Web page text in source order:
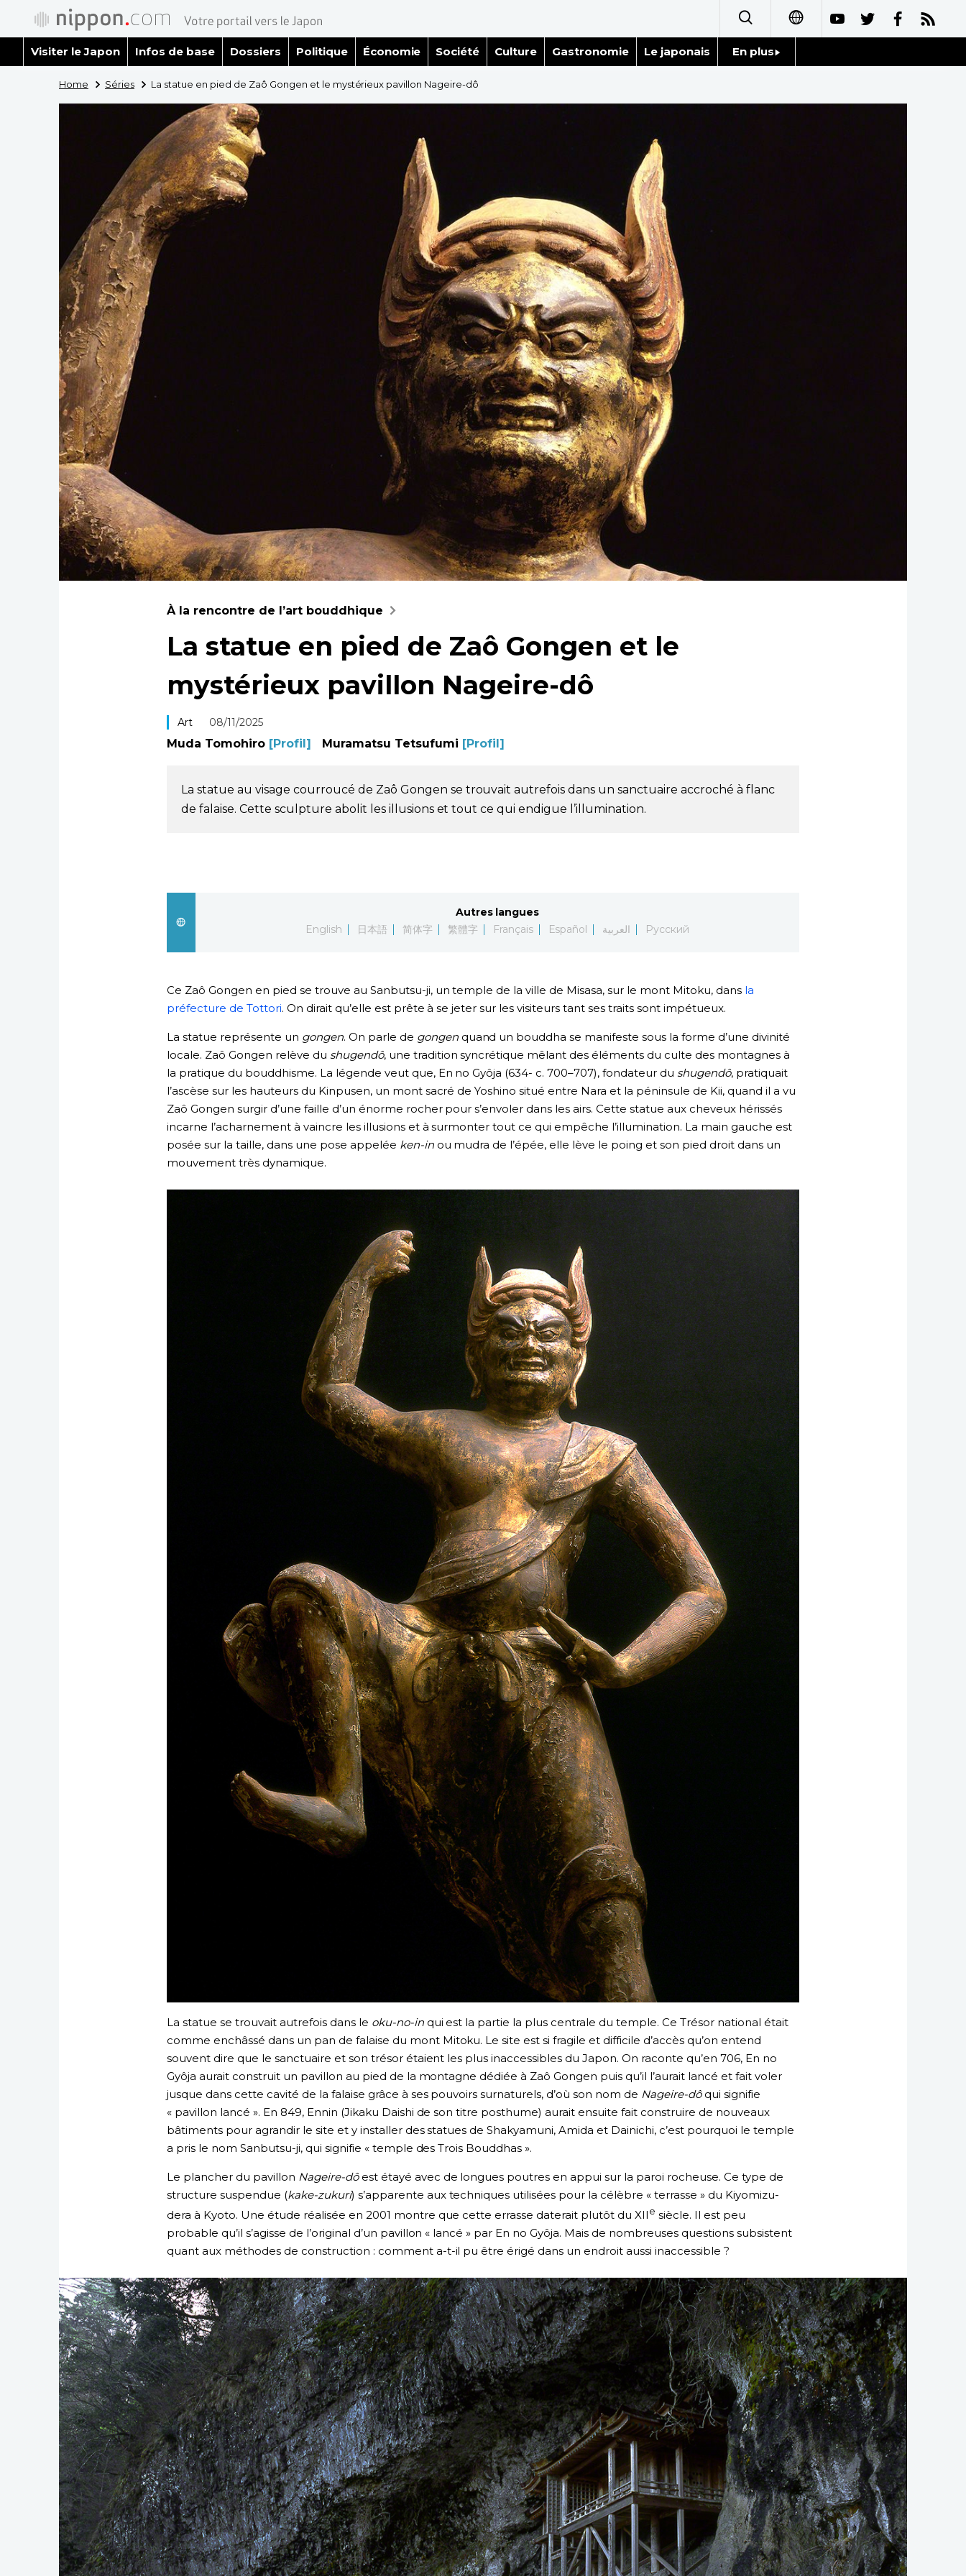
Visiter le Japon Infos de base Dossiers Politique Économie Société Culture Gastronomie Le japonais En plus
Home Séries La statue en pied de Zaô Gongen et le mystérieux pavillon Nageire-dô
À la rencontre de l’art bouddhique
La statue en pied de Zaô Gongen et le
mystérieux pavillon Nageire-dô
Art 08/11/2025
Muda Tomohiro [Profil] Muramatsu Tetsufumi [Profil]
La statue au visage courroucé de Zaô Gongen se trouvait autrefois dans un sanctuaire accroché à flanc
de falaise. Cette sculpture abolit les illusions et tout ce qui endigue l’illumination.
Autres langues
English
日本語 简体字 繁體字 Français Español العربية Русский
Ce Zaô Gongen en pied se trouve au Sanbutsu-ji, un temple de la ville de Misasa, sur le mont Mitoku, dansla
préfecture de Tottori. On dirait qu’elle est prête à se jeter sur les visiteurs tant ses traits sont impétueux.
La statue représente un gongen. On parle de gongenquand un bouddha se manifeste sous la forme d’une divinité
locale. Zaô Gongen relève du shugendô, une tradition syncrétique mêlant des éléments du culte des montagnes à
la pratique du bouddhisme. La légende veut que, En no Gyôja (634- c. 700–707), fondateur du shugendô, pratiquait
l’ascèse sur les hauteurs du Kinpusen, un mont sacré de Yoshino situé entre Nara et la péninsule de Kii, quand il a vu
Zaô Gongen surgir d’une faille d’un énorme rocher pour s’envoler dans les airs. Cette statue aux cheveux hérissés
incarne l’acharnement à vaincre les illusions et à surmonter tout ce qui empêche l’illumination. La main gauche est
posée sur la taille, dans une pose appelée ken-inou mudra de l’épée, elle lève le poing et son pied droit dans un
mouvement très dynamique.
La statue se trouvait autrefois dans le oku-no-inqui est la partie la plus centrale du temple. Ce Trésor national était
comme enchâssé dans un pan de falaise du mont Mitoku. Le site est si fragile et difficile d’accès qu’on entend
souvent dire que le sanctuaire et son trésor étaient les plus inaccessibles du Japon. On raconte qu’en 706, En no
Gyôja aurait construit un pavillon au pied de la montagne dédiée à Zaô Gongen puis qu’il l’aurait lancé et fait voler
jusque dans cette cavité de la falaise grâce à ses pouvoirs surnaturels, d’où son nom de Nageire-dôqui signifie
« pavillon lancé ». En 849, Ennin (Jikaku Daishi de son titre posthume) aurait ensuite fait construire de nouveaux
bâtiments pour agrandir le site et y installer des statues de Shakyamuni, Amida et Dainichi, c’est pourquoi le temple
a pris le nom Sanbutsu-ji, qui signifie « temple des Trois Bouddhas ».
Le plancher du pavillon Nageire-dôest étayé avec de longues poutres en appui sur la paroi rocheuse. Ce type de
structure suspendue (kake-zukuri) s’apparente aux techniques utilisées pour la célèbre « terrasse » du Kiyomizu-
dera à Kyoto. Une étude réalisée en 2001 montre que cette errasse daterait plutôt du XII e siècle. Il est peu
probable qu’il s’agisse de l’original d’un pavillon « lancé » par En no Gyôja. Mais de nombreuses questions subsistent
quant aux méthodes de construction : comment a-t-il pu être érigé dans un endroit aussi inaccessible ?